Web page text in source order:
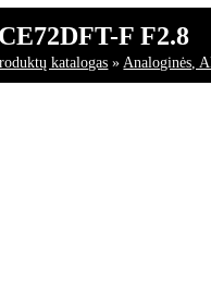
F F2.8
katalogas »Analoginės,